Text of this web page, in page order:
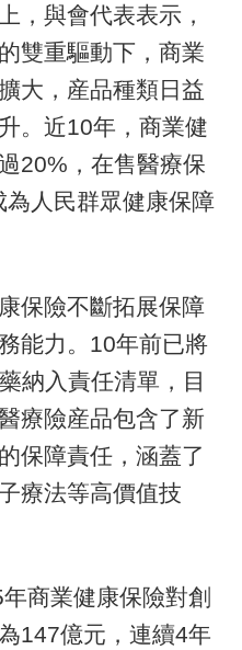
，與會代表表示，
雙重驅動下，商業
大，産品種類日益
。近10年，商業健
20%，在售醫療保
人民群眾健康保障
險不斷拓展保障
能力。10年前已將
納入責任清單，目
療險産品包含了新
保障責任，涵蓋了
療法等高價值技
業健康保險對創
147億元，連續4年